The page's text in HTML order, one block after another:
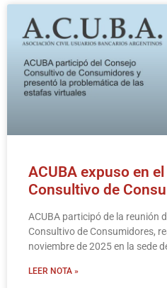
ACUBA expuso en
Consultivo de
ACUBA participó de la reunión
Consultivo de Consumidores,
noviembre de 2025 en la sede
LEER NOTA »